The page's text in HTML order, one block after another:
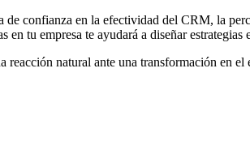
confianza en la efectividad del CRM, la
tu empresa te ayudará a diseñar estrategias
natural ante una transformación en